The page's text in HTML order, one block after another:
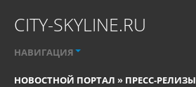
CITY-SKYLINE.RU
НАВИГАЦИЯ
НОВОСТНОЙ ПОРТАЛ » ПРЕСС-РЕЛИЗЫ